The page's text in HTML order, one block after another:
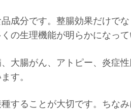
成分です。整腸効果だけで
の生理機能が明らかになって
大腸がん、アトピー、炎症
す。
することが大切です。ちな